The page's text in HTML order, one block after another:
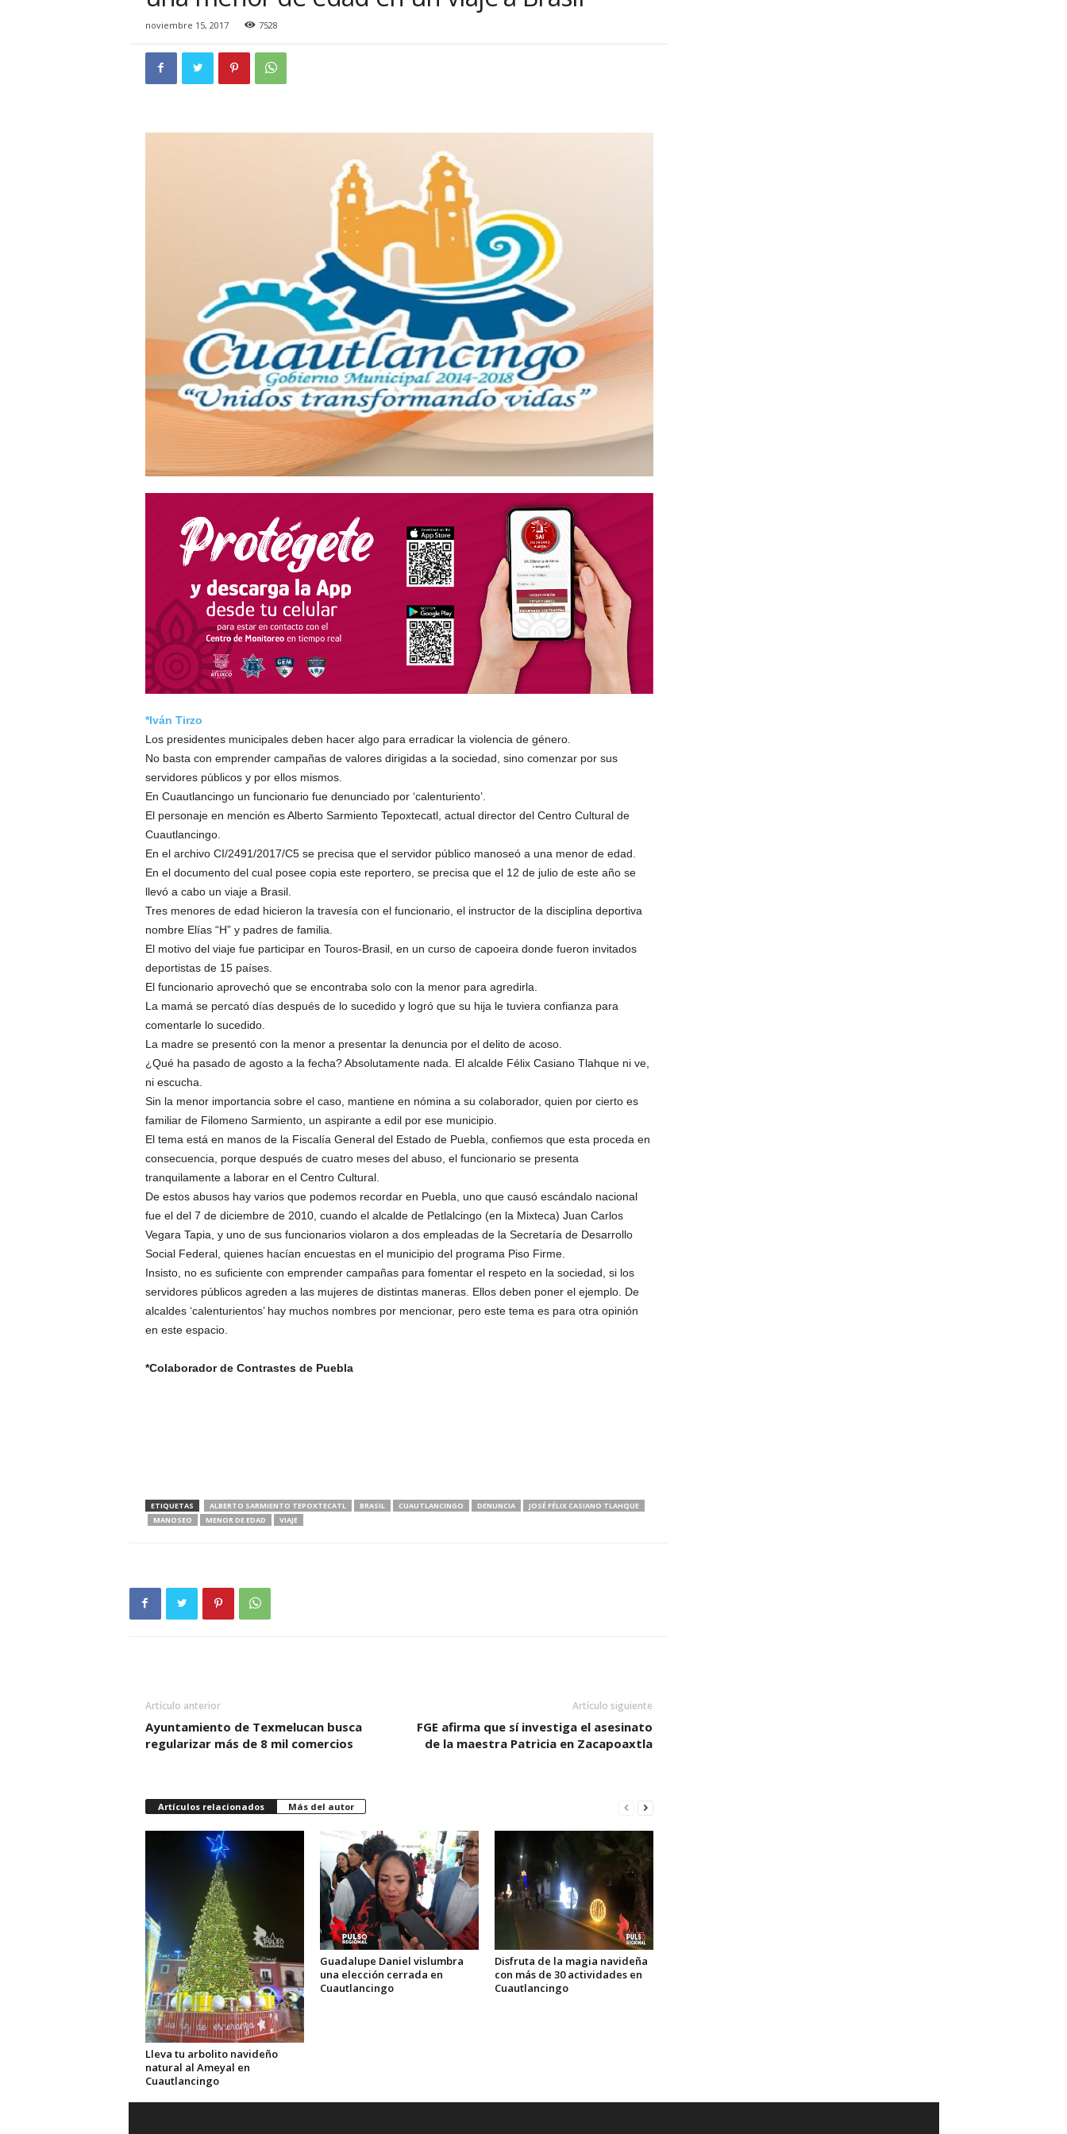
noviembre 15, 2017 7528
*Iván Tirzo
Los presidentes municipales deben hacer algo para erradicar la violencia de género.
No basta con emprender campañas de valores dirigidas a la sociedad, sino comenzar por sus
servidores públicos y por ellos mismos.
En Cuautlancingo un funcionario fue denunciado por ‘calenturiento’.
El personaje en mención es Alberto Sarmiento Tepoxtecatl, actual director del Centro Cultural de
Cuautlancingo.
En el archivo CI/2491/2017/C5 se precisa que el servidor público manoseó a una menor de edad.
En el documento del cual posee copia este reportero, se precisa que el 12 de julio de este año se
llevó a cabo un viaje a Brasil.
Tres menores de edad hicieron la travesía con el funcionario, el instructor de la disciplina deportiva
nombre Elías “H” y padres de familia.
El motivo del viaje fue participar en Touros-Brasil, en un curso de capoeira donde fueron invitados
deportistas de 15 países.
El funcionario aprovechó que se encontraba solo con la menor para agredirla.
La mamá se percató días después de lo sucedido y logró que su hija le tuviera confianza para
comentarle lo sucedido.
La madre se presentó con la menor a presentar la denuncia por el delito de acoso.
¿Qué ha pasado de agosto a la fecha? Absolutamente nada. El alcalde Félix Casiano Tlahque ni ve,
ni escucha.
Sin la menor importancia sobre el caso, mantiene en nómina a su colaborador, quien por cierto es
familiar de Filomeno Sarmiento, un aspirante a edil por ese municipio.
El tema está en manos de la Fiscalía General del Estado de Puebla, confiemos que esta proceda en
consecuencia, porque después de cuatro meses del abuso, el funcionario se presenta
tranquilamente a laborar en el Centro Cultural.
De estos abusos hay varios que podemos recordar en Puebla, uno que causó escándalo nacional
fue el del 7 de diciembre de 2010, cuando el alcalde de Petlalcingo (en la Mixteca) Juan Carlos
Vegara Tapia, y uno de sus funcionarios violaron a dos empleadas de la Secretaría de Desarrollo
Social Federal, quienes hacían encuestas en el municipio del programa Piso Firme.
Insisto, no es suficiente con emprender campañas para fomentar el respeto en la sociedad, si los
servidores públicos agreden a las mujeres de distintas maneras. Ellos deben poner el ejemplo. De
alcaldes ‘calenturientos’ hay muchos nombres por mencionar, pero este tema es para otra opinión
en este espacio.
*Colaborador de Contrastes de Puebla
ETIQUETAS ALBERTO SARMIENTO TEPOXTECATL BRASIL CUAUTLANCINGO DENUNCIA
JOSÉ FÉLIX CASIANO TLAHQUE
MANOSEO
MENOR DE EDAD VIAJE
Artículo anterior
Ayuntamiento de Texmelucan busca
regularizar más de 8 mil comercios
Artículo siguiente
FGE afirma que sí investiga el asesinato
de la maestra Patricia en Zacapoaxtla
Artículos relacionados Más del autor
Lleva tu arbolito navideño
natural al Ameyal en
Cuautlancingo
Guadalupe Daniel vislumbra
una elección cerrada en
Cuautlancingo
Disfruta de la magia navideña
con más de 30 actividades en
Cuautlancingo